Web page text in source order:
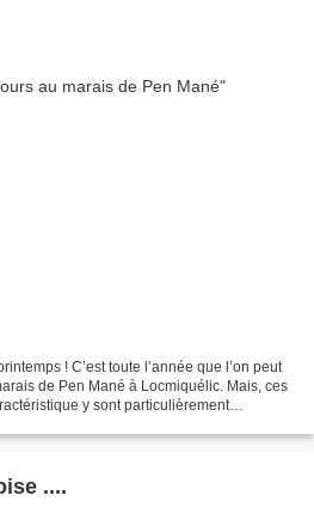
! C’est toute l’année que l’on peut
de Pen Mané à Locmiquélic. Mais, ces
y sont particulièrement
....